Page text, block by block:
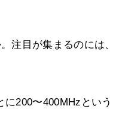
注目が集まるのには、
200〜400MHzという